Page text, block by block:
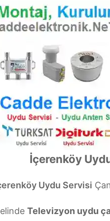
İçerenköy
Uydu Servisi
Televizyon uydu